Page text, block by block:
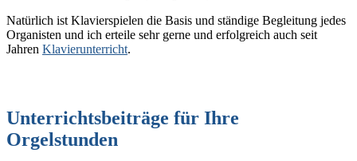
Natürlich ist Klavierspielen die Basis und ständige Begleitung jedes
Organisten und ich erteile sehr gerne und erfolgreich auch seit
Jahren Klavierunterricht.
Unterrichtsbeiträge für Ihre
Orgelstunden